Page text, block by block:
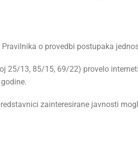
o provedbi postupaka
25/13, 85/15, 69/22) provelo
zainteresirane javnosti